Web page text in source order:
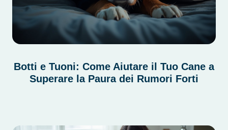
Botti e Tuoni: Come Aiutare il Tuo Cane a
Superare la Paura dei Rumori Forti